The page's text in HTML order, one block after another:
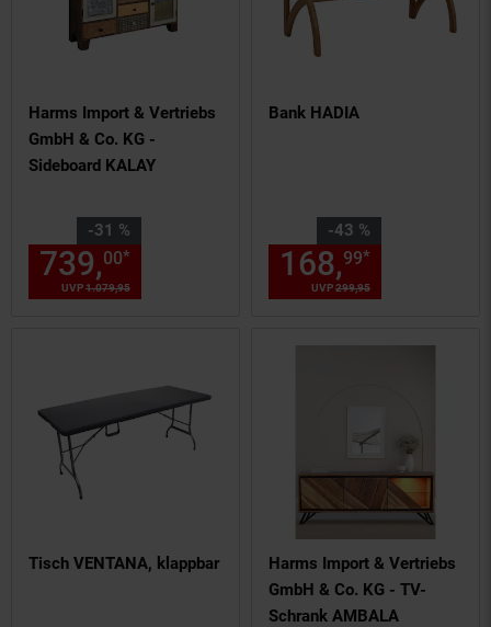
Harms Import & Vertriebs
GmbH & Co. KG -
Sideboard KALAY
-31 %
Sie Sparen 31 Prozent,
UVP1.079,95
739,00* Aktueller Preis: 739,
Bank HADIA
-43 %
Sie Sparen 43 Prozent,
UVP299,95
168,99*
Tisch VENTANA, klappbar
Harms Import & Vertriebs
GmbH & Co. KG - TV-
Schrank AMBALA